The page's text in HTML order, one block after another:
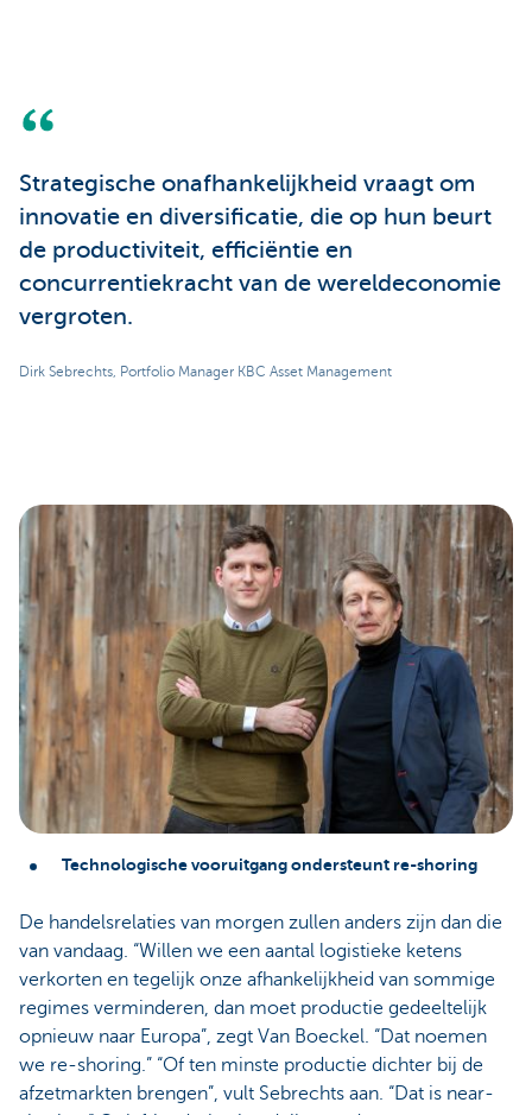
Strategische onafhankelijkheid vraagt om
innovatie en diversificatie, die op hun beurt
de productiviteit, efficiëntie en
concurrentiekracht van de wereldeconomie
vergroten.
Dirk Sebrechts, Portfolio Manager KBC Asset Management
Technologische vooruitgang ondersteunt re-shoring
De handelsrelaties van morgen zullen anders zijn dan die
van vandaag. “Willen we een aantal logistieke ketens
verkorten en tegelijk onze afhankelijkheid van sommige
regimes verminderen, dan moet productie gedeeltelijk
opnieuw naar Europa”, zegt Van Boeckel. “Dat noemen
we re-shoring.” “Of ten minste productie dichter bij de
afzetmarkten brengen”, vult Sebrechts aan. “Dat is near-